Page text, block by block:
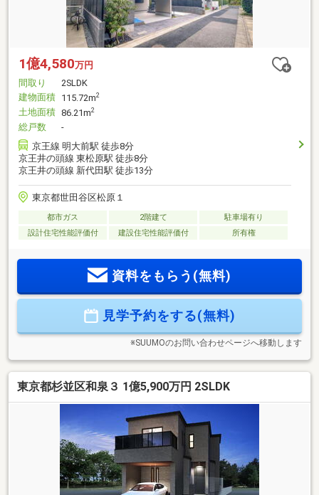
1億4,580万円
間取り
2SLDK
建物面積 115.72m2
土地面積 86.21m2
総戸数
-
京王線 明大前駅 徒歩8分
京王井の頭線 東松原駅 徒歩8分
京王井の頭線 新代田駅 徒歩13分
東京都世田谷区松原１
都市ガス 2階建て
駐車場有り
設計住宅性能評価付
建設住宅性能評価付 所有権
資料をもらう(無料)
見学予約をする(無料)
※SUUMOのお問い合わせページへ移動します
東京都杉並区和泉３ 1億5,900万円 2SLDK